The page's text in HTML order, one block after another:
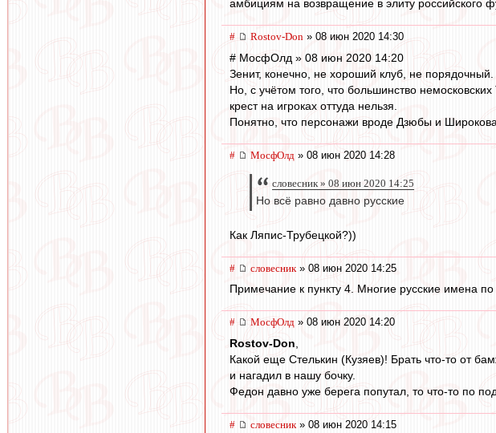
амбициям на возвращение в элиту российского
# Rostov-Don » 08 июн 2020 14:30
# МосфОлд » 08 июн 2020 14:20
Зенит, конечно, не хороший клуб, не порядочный.
Но, с учётом того, что большинство
крест на игроках оттуда нельзя.
Понятно, что персонажи вроде Дзюбы и
# МосфОлд » 08 июн 2020 14:28
словесник » 08 июн 2020 14:25
Но всё равно давно русские
Как Ляпис-Трубецкой?))
# словесник » 08 июн 2020 14:25
Примечание к пункту 4. Многие русские имена
# МосфОлд » 08 июн 2020 14:20
Rostov-Don
Какой еще Стелькин (Кузяев)! Брать что-то от
и нагадил в нашу бочку.
Федон давно уже берега попутал, то что-то по
# словесник » 08 июн 2020 14:15